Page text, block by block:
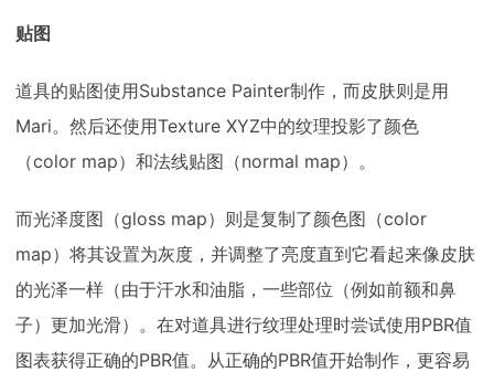
贴图
道具的贴图使用Substance Painter制作，而皮肤则是用
Mari。然后还使用Texture XYZ中的纹理投影了颜色
（color map）和法线贴图（normal map）。
而光泽度图（gloss map）则是复制了颜色图（color
map）将其设置为灰度，并调整了亮度直到它看起来像皮肤
的光泽一样（由于汗水和油脂，一些部位（例如前额和鼻
子）更加光滑）。在对道具进行纹理处理时尝试使用PBR值
图表获得正确的PBR值。从正确的PBR值开始制作，更容易